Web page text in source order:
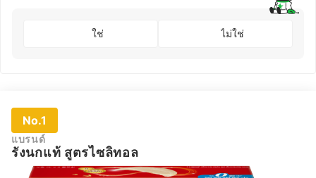
ใช่ ไม่ใช่
No.1
แบรนด์
รังนกแท้ สูตรไซลิทอล